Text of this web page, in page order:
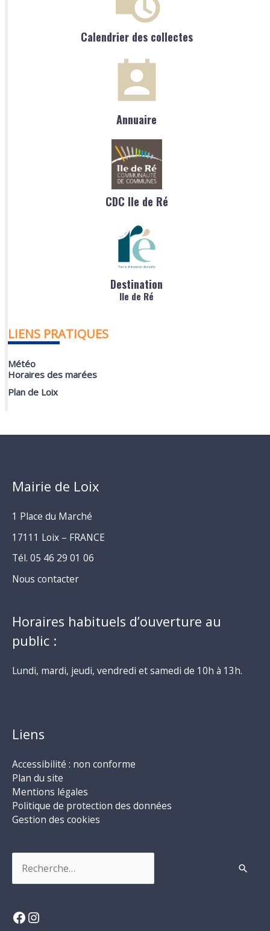
Calendrier des collectes
Annuaire
CDC Ile de Ré
Destination
Ile de Ré
LIENS PRATIQUES
Météo
Horaires des marées
Plan de Loix
Mairie de Loix
1 Place du Marché
17111 Loix – FRANCE
Tél. 05 46 29 01 06
Nous contacter
Horaires habituels d’ouverture au
public :
Lundi, mardi, jeudi, vendredi et samedi de 10h à 13h.
Liens
Accessibilité : non conforme
Plan du site
Mentions légales
Politique de protection des données
Gestion des cookies
Facebook
Instagram